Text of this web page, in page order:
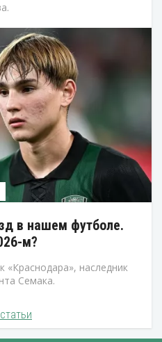
в нашем футболе.
м?
наследник
Семака.